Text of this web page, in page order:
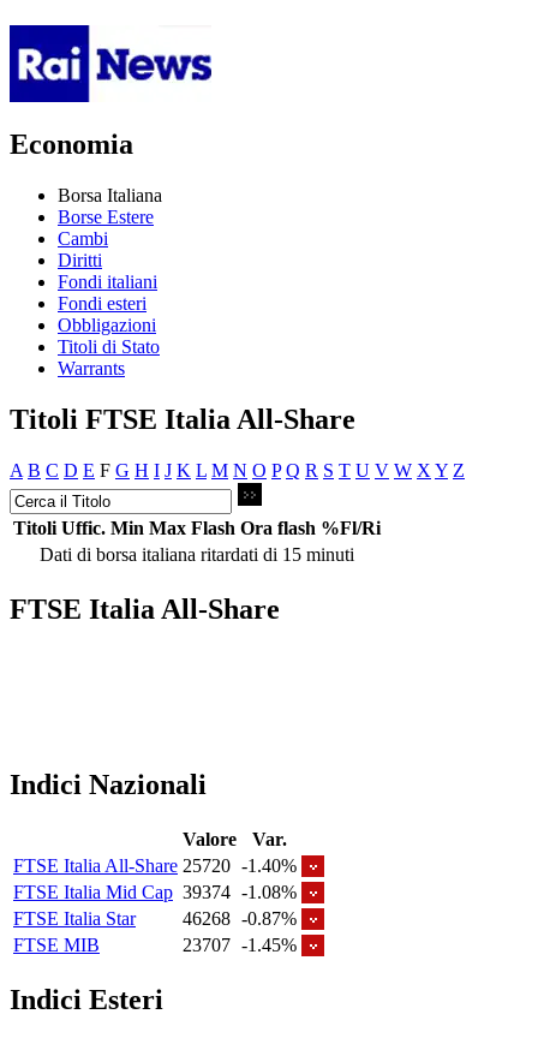
Economia
Borsa Italiana
Borse Estere
Cambi
Diritti
Fondi italiani
Fondi esteri
Obbligazioni
Titoli di Stato
Warrants
Titoli FTSE Italia All-Share
A B C D E F G H I J K L M N O P Q R S T U V W X Y Z
Titoli Uffic. Min Max Flash Ora flash %Fl/Ri
Dati di borsa italiana ritardati di 15 minuti
FTSE Italia All-Share
Indici Nazionali
Valore
Var.
FTSE Italia All-Share 25720 -1.40%
FTSE Italia Mid Cap 39374 -1.08%
FTSE Italia Star
46268 -0.87%
FTSE MIB
23707 -1.45%
Indici Esteri